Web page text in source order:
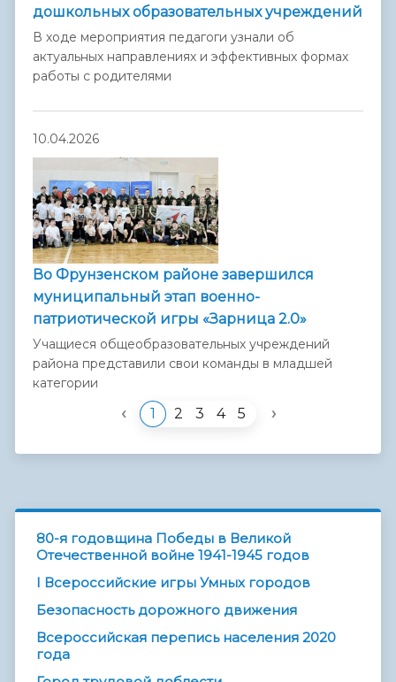
дошкольных образовательных учреждений
В ходе мероприятия педагоги узнали об
актуальных направлениях и эффективных формах
работы с родителями
10.04.2026
Во Фрунзенском районе завершился
муниципальный этап военно-
патриотической игры «Зарница 2.0»
Учащиеся общеобразовательных учреждений
района представили свои команды в младшей
категории
‹ 1 2 3 4 5 ›
80-я годовщина Победы в Великой
Отечественной войне 1941-1945 годов
I Всероссийские игры Умных городов
Безопасность дорожного движения
Всероссийская перепись населения 2020
года